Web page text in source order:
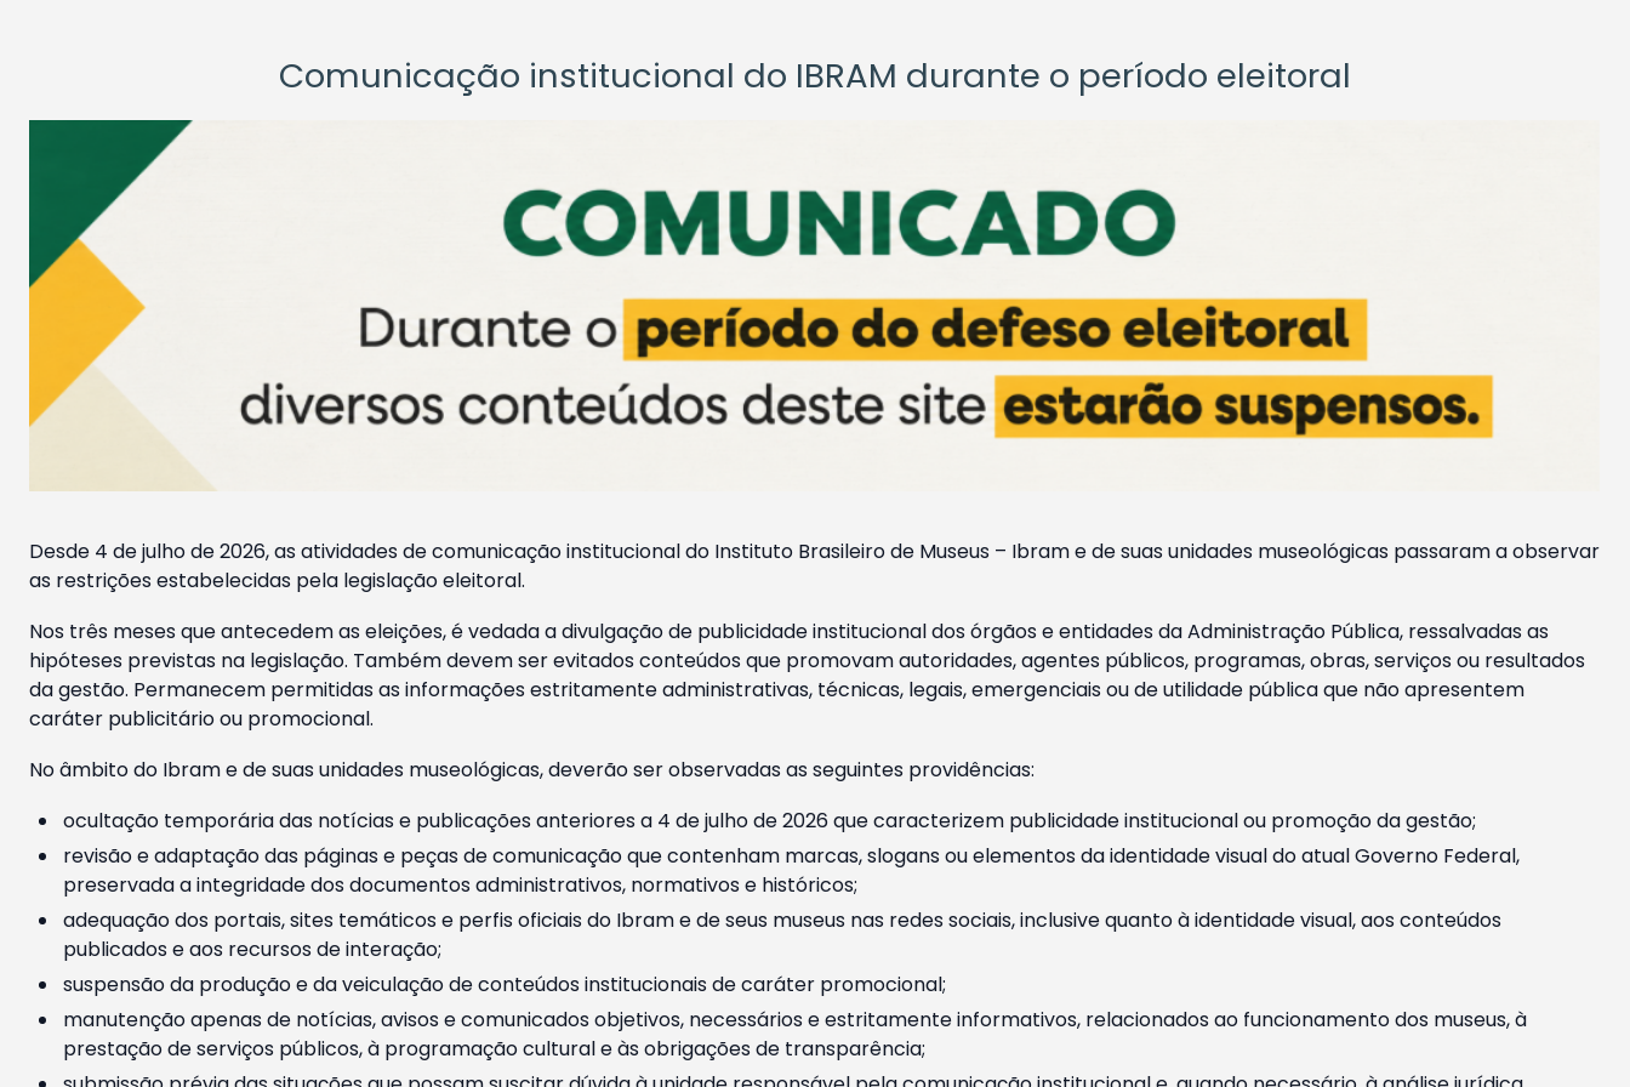
Comunicação institucional do IBRAM durante o período eleitoral
Desde 4 de julho de 2026, as atividades de comunicação institucional do Instituto Brasileiro de Museus – Ibram e de suas unidades museológicas passaram a observar
as restrições estabelecidas pela legislação eleitoral.
Nos três meses que antecedem as eleições, é vedada a divulgação de publicidade institucional dos órgãos e entidades da Administração Pública, ressalvadas as
hipóteses previstas na legislação. Também devem ser evitados conteúdos que promovam autoridades, agentes públicos, programas, obras, serviços ou resultados
da gestão. Permanecem permitidas as informações estritamente administrativas, técnicas, legais, emergenciais ou de utilidade pública que não apresentem
caráter publicitário ou promocional.
No âmbito do Ibram e de suas unidades museológicas, deverão ser observadas as seguintes providências:
ocultação temporária das notícias e publicações anteriores a 4 de julho de 2026 que caracterizem publicidade institucional ou promoção da gestão;
revisão e adaptação das páginas e peças de comunicação que contenham marcas, slogans ou elementos da identidade visual do atual Governo Federal,
preservada a integridade dos documentos administrativos, normativos e históricos;
adequação dos portais, sites temáticos e perfis oficiais do Ibram e de seus museus nas redes sociais, inclusive quanto à identidade visual, aos conteúdos
publicados e aos recursos de interação;
suspensão da produção e da veiculação de conteúdos institucionais de caráter promocional;
manutenção apenas de notícias, avisos e comunicados objetivos, necessários e estritamente informativos, relacionados ao funcionamento dos museus, à
prestação de serviços públicos, à programação cultural e às obrigações de transparência;